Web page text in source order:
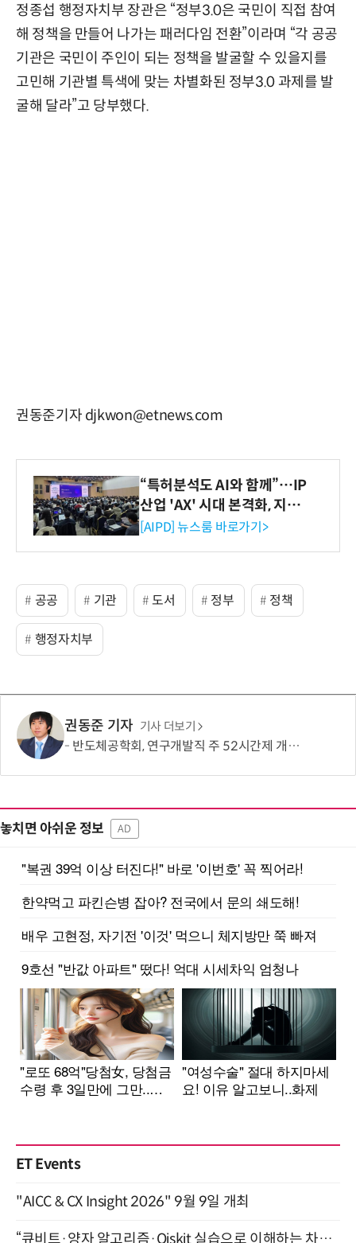
정종섭 행정자치부 장관은 “정부3.0은 국민이 직접 참여
해 정책을 만들어 나가는 패러다임 전환”이라며 “각 공공
기관은 국민이 주인이 되는 정책을 발굴할 수 있을지를
고민해 기관별 특색에 맞는 차별화된 정부3.0 과제를 발
굴해 달라”고 당부했다.
권동준기자 djkwon@etnews.com
“특허분석도 AI와 함께”…IP
산업 'AX' 시대 본격화, 지식
재산처 1호 AI IP데이터분석
[AIPD] 뉴스룸 바로가기>
공공 기관 도서 정부 정책
행정자치부
권동준 기자 기사 더보기
반도체공학회, 연구개발직 주 52시간제 개선 요구
놓치면 아쉬운 정보 AD
ET Events
"AICC & CX Insight 2026" 9월 9일 개최
“큐비트·양자 알고리즘·Qiskit 실습으로 이해하는 차세대 컴퓨팅” (8/28)